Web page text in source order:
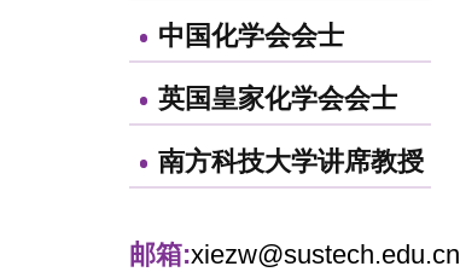
中国化学会会士
英国皇家化学会会士
南方科技大学讲席教授
邮箱:xiezw@sustech.edu.cn